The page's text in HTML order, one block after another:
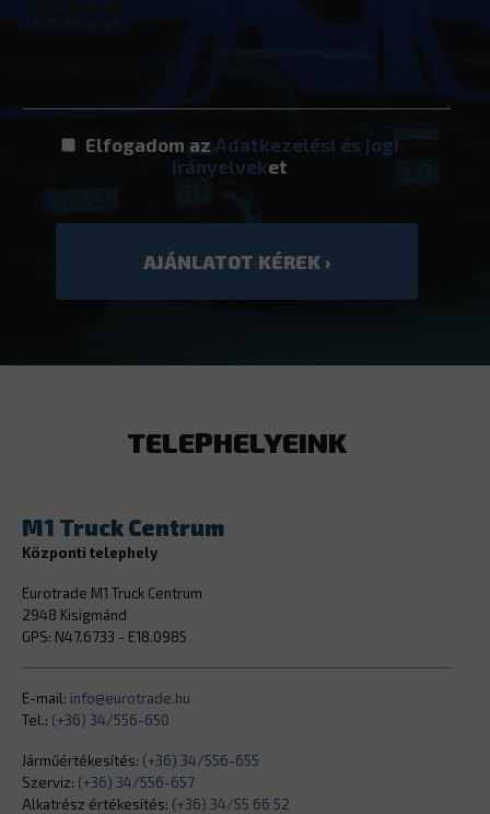
Elfogadom az Adatkezelési és jogi
irányelveket
TELEPHELYEINK
M1 Truck Centrum
Központi telephely
Eurotrade M1 Truck Centrum
2948 Kisigmánd
GPS: N47.6733 - E18.0985
E-mail: info@eurotrade.hu
Tel.: (+36) 34/556-650
Járműértékesítés: (+36) 34/556-655
Szerviz: (+36) 34/556-657
Alkatrész értékesítés: (+36) 34/55 66 52